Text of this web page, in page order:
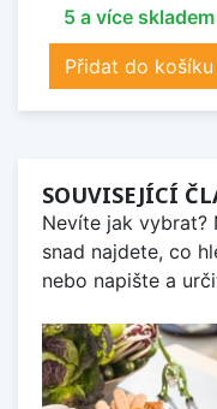
5 a více skladem
Přidat do košíku
SOUVISEJÍCÍ
Nevíte jak vybrat?
snad najdete, co
nebo napište a